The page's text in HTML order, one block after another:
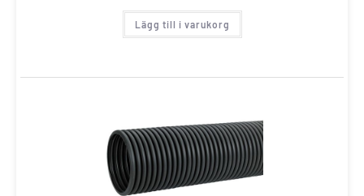
Lägg till i varukorg